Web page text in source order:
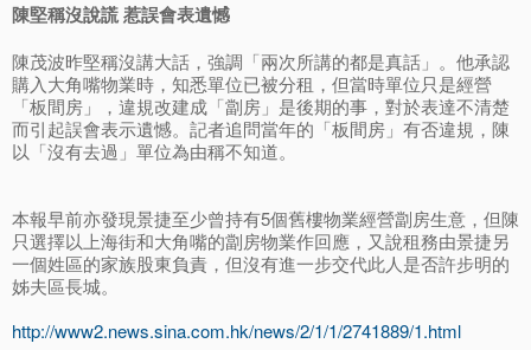
陳堅稱沒說謊 惹誤會表遺憾
陳茂波昨堅稱沒講大話，強調「兩次所講的都是真話」。他承認
購入大角嘴物業時，知悉單位已被分租，但當時單位只是經營
「板間房」，違規改建成「劏房」是後期的事，對於表達不清楚
而引起誤會表示遺憾。記者追問當年的「板間房」有否違規，陳
以「沒有去過」單位為由稱不知道。
本報早前亦發現景捷至少曾持有5個舊樓物業經營劏房生意，但陳
只選擇以上海街和大角嘴的劏房物業作回應，又說租務由景捷另
一個姓區的家族股東負責，但沒有進一步交代此人是否許步明的
姊夫區長城。
http://www2.news.sina.com.hk/news/2/1/1/2741889/1.html